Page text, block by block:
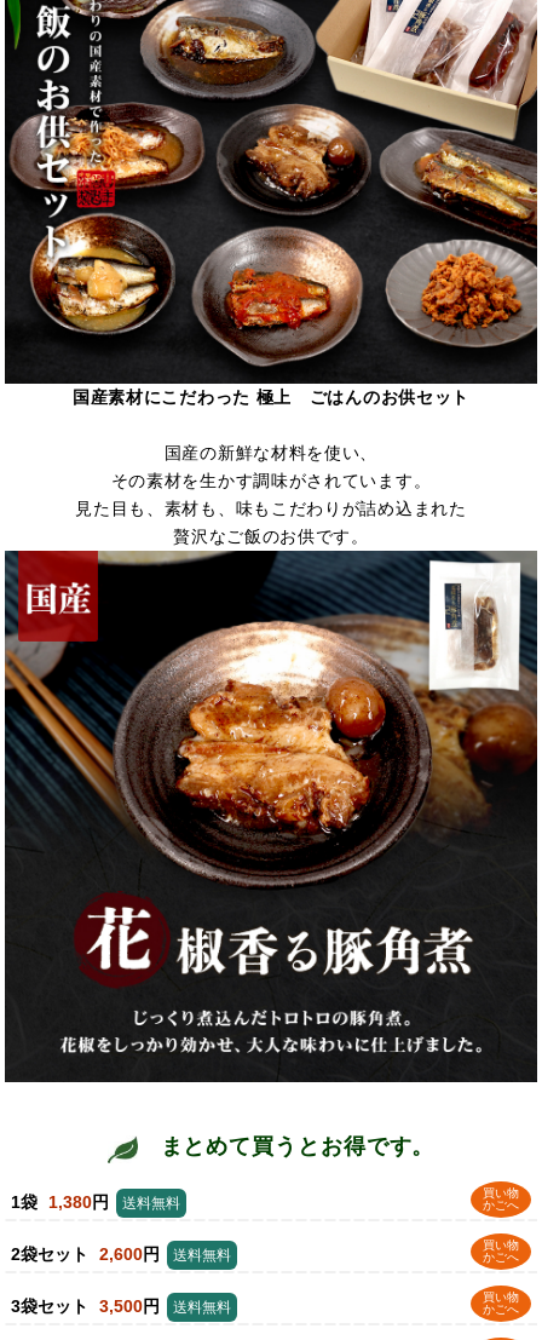
国産素材にこだわった 極上 ごはんのお供セット
国産の新鮮な材料を使い、
その素材を生かす調味がされています。
見た目も、素材も、味もこだわりが詰め込まれた
贅沢なご飯のお供です。
まとめて買うとお得です。
1袋 1,380円
買い物
かごへ
送料無料
2袋セット 2,600円
買い物
かごへ
送料無料
3袋セット 3,500円
買い物
かごへ
送料無料